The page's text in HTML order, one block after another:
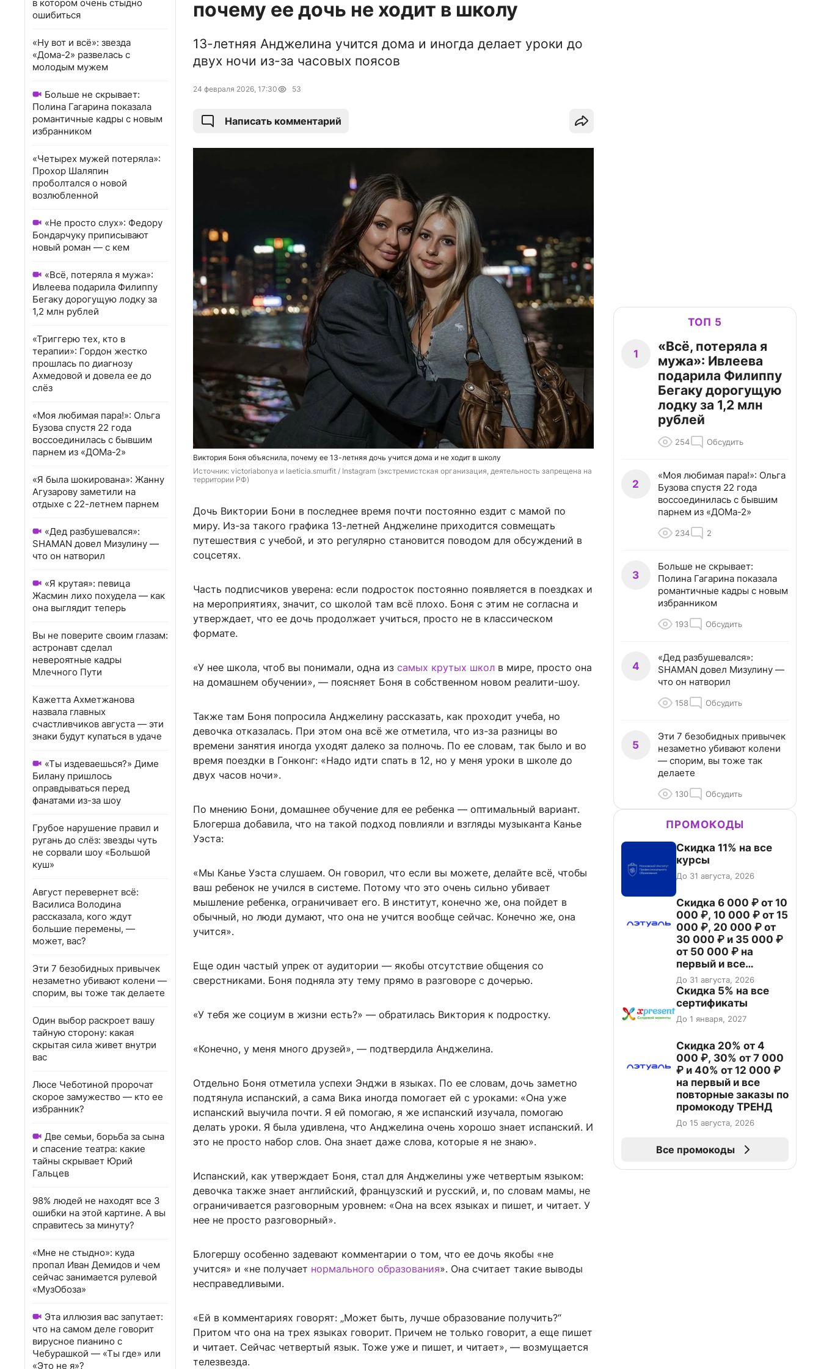
в котором очень стыдно
ошибиться
«Ну вот и всё»: звезда
«Дома-2» развелась с
молодым мужем
Больше не скрывает:
Полина Гагарина показала
романтичные кадры с новым
избранником
«Четырех мужей потеряла»:
Прохор Шаляпин
проболтался о новой
возлюбленной
«Не просто слух»: Федору
Бондарчуку приписывают
новый роман — с кем
«Всё, потеряла я мужа»:
Ивлеева подарила Филиппу
Бегаку дорогущую лодку за
1,2 млн рублей
«Триггерю тех, кто в
терапии»: Гордон жестко
прошлась по диагнозу
Ахмедовой и довела ее до
слёз
«Моя любимая пара!»: Ольга
Бузова спустя 22 года
воссоединилась с бывшим
парнем из «ДОМа-2»
«Я была шокирована»: Жанну
Агузарову заметили на
отдыхе с 22-летнем парнем
«Дед разбушевался»:
SHAMAN довел Мизулину —
что он натворил
«Я крутая»: певица
Жасмин лихо похудела — как
она выглядит теперь
Вы не поверите своим глазам:
астронавт сделал
невероятные кадры
Млечного Пути
Кажетта Ахметжанова
назвала главных
счастливчиков августа — эти
знаки будут купаться в удаче
«Ты издеваешься?» Диме
Билану пришлось
оправдываться перед
фанатами из-за шоу
Грубое нарушение правил и
ругань до слёз: звезды чуть
не сорвали шоу «Большой
куш»
Август перевернет всё:
Василиса Володина
рассказала, кого ждут
большие перемены, —
может, вас?
Эти 7 безобидных привычек
незаметно убивают колени —
спорим, вы тоже так делаете
Один выбор раскроет вашу
тайную сторону: какая
скрытая сила живет внутри
вас
Люсе Чеботиной пророчат
скорое замужество — кто ее
избранник?
Две семьи, борьба за сына
и спасение театра: какие
тайны скрывает Юрий
Гальцев
98% людей не находят все 3
ошибки на этой картине. А вы
справитесь за минуту?
«Мне не стыдно»: куда
пропал Иван Демидов и чем
сейчас занимается рулевой
«МузОбоза»
Эта иллюзия вас запутает:
что на самом деле говорит
вирусное пианино с
Чебурашкой — «Ты где» или
«Это не я»?
почему ее дочь не ходит в школу
13-летняя Анджелина учится дома и иногда делает уроки до
двух ночи из-за часовых поясов
24 февраля 2026, 17:30 53
Написать комментарий
Виктория Боня объяснила, почему ее 13-летняя дочь учится дома и не ходит в школу
Источник: victoriabonya и laeticia.smurfit / Instagram (экстремистская организация, деятельность запрещена на
территории РФ)
Дочь Виктории Бони в последнее время почти постоянно ездит с мамой по
миру. Из-за такого графика 13-летней Анджелине приходится совмещать
путешествия с учебой, и это регулярно становится поводом для обсуждений в
соцсетях.
Часть подписчиков уверена: если подросток постоянно появляется в поездках и
на мероприятиях, значит, со школой там всё плохо. Боня с этим не согласна и
утверждает, что ее дочь продолжает учиться, просто не в классическом
формате.
«У нее школа, чтоб вы понимали, одна из самых крутых школ в мире, просто она
на домашнем обучении», — поясняет Боня в собственном новом реалити-шоу.
Также там Боня попросила Анджелину рассказать, как проходит учеба, но
девочка отказалась. При этом она всё же отметила, что из-за разницы во
времени занятия иногда уходят далеко за полночь. По ее словам, так было и во
время поездки в Гонконг: «Надо идти спать в 12, но у меня уроки в школе до
двух часов ночи».
По мнению Бони, домашнее обучение для ее ребенка — оптимальный вариант.
Блогерша добавила, что на такой подход повлияли и взгляды музыканта Канье
Уэста:
«Мы Канье Уэста слушаем. Он говорил, что если вы можете, делайте всё, чтобы
ваш ребенок не учился в системе. Потому что это очень сильно убивает
мышление ребенка, ограничивает его. В институт, конечно же, она пойдет в
обычный, но люди думают, что она не учится вообще сейчас. Конечно же, она
учится».
Еще один частый упрек от аудитории — якобы отсутствие общения со
сверстниками. Боня подняла эту тему прямо в разговоре с дочерью.
«У тебя же социум в жизни есть?» — обратилась Виктория к подростку.
«Конечно, у меня много друзей», — подтвердила Анджелина.
Отдельно Боня отметила успехи Энджи в языках. По ее словам, дочь заметно
подтянула испанский, а сама Вика иногда помогает ей с уроками: «Она уже
испанский выучила почти. Я ей помогаю, я же испанский изучала, помогаю
делать уроки. Я была удивлена, что Анджелина очень хорошо знает испанский. И
это не просто набор слов. Она знает даже слова, которые я не знаю».
Испанский, как утверждает Боня, стал для Анджелины уже четвертым языком:
девочка также знает английский, французский и русский, и, по словам мамы, не
ограничивается разговорным уровнем: «Она на всех языках и пишет, и читает. У
нее не просто разговорный».
Блогершу особенно задевают комментарии о том, что ее дочь якобы «не
учится» и «не получает нормального образования». Она считает такие выводы
несправедливыми.
«Ей в комментариях говорят: „Может быть, лучше образование получить?“
Притом что она на трех языках говорит. Причем не только говорит, а еще пишет
и читает. Сейчас четвертый язык. Тоже уже и пишет, и читает», — возмущается
телезвезда.
ТОП 5
1
«Всё, потеряла я
мужа»: Ивлеева
подарила Филиппу
Бегаку дорогущую
лодку за 1,2 млн
рублей
254 Обсудить
2
«Моя любимая пара!»: Ольга
Бузова спустя 22 года
воссоединилась с бывшим
парнем из «ДОМа-2»
234 2
3
Больше не скрывает:
Полина Гагарина показала
романтичные кадры с новым
избранником
193 Обсудить
4
«Дед разбушевался»:
SHAMAN довел Мизулину —
что он натворил
158 Обсудить
5
Эти 7 безобидных привычек
незаметно убивают колени
— спорим, вы тоже так
делаете
130 Обсудить
ПРОМОКОДЫ
Скидка 11% на все
курсы
До 31 августа, 2026
Скидка 6 000 ₽ от 10
000 ₽, 10 000 ₽ от 15
000 ₽, 20 000 ₽ от
30 000 ₽ и 35 000 ₽
от 50 000 ₽ на
первый и все
повторные заказы по
промокоду НАБЕРИ
До 31 августа, 2026
Скидка 5% на все
сертификаты
До 1 января, 2027
Скидка 20% от 4
000 ₽, 30% от 7 000
₽ и 40% от 12 000 ₽
на первый и все
повторные заказы по
промокоду ТРЕНД
До 15 августа, 2026
Все промокоды